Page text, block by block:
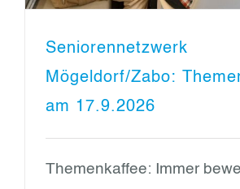
Seniorennetzwerk
Mögeldorf/Zabo:
am 17.9.2026
Themenkaffee: Immer